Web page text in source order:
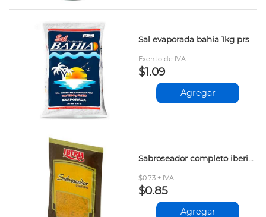
Sal evaporada bahia 1kg prs
Exento de IVA
$1.09
Agregar
Sabroseador completo iberia 30gr
$0.73 + IVA
$0.85
Agregar